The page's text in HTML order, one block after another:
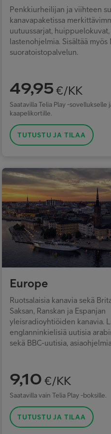
Penkkiurheilijan ja viihteen
kanavapaketissa
uutuussarjat,
lastenohjelmia. Sisältää
suoratoistopalvelun.
49,95€/KK
Saatavilla Telia Play -sovellukselle
kaapelikortille.
TUTUSTU JA TILAA
Europe
Ruotsalaisia kanavia sekä
Saksan, Ranskan ja Espanjan
yleisradioyhtiöiden kanavia.
englanninkielisiä uutisia
sekä BBC-uutisia,
9,10 €/KK
Saatavilla vain Telia Play -boksille.
TUTUSTU JA TILAA